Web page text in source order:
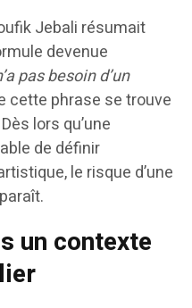
Jebali résumait
devenue
pas besoin d’un
cette phrase se trouve
lors qu’une
de définir
le risque d’une
un contexte